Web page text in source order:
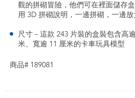
觀的拼砌冒險，他們可在裡面儲存
用 3D 拼砌說明，一邊拼砌，一邊
尺寸－這款 243 片裝的盒裝包含高
米、寬逾 11 厘米的卡車玩具模型
商品# 189081